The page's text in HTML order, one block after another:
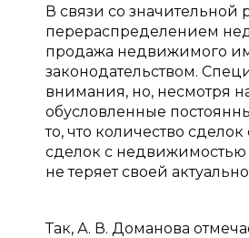
В связи со
перераспределением
продажа недвижимого
законодательством.
внимания, но, несмотря
обусловленные
то, что количество
сделок с недвижимостью
не теряет своей
Так, А. В. Доманова